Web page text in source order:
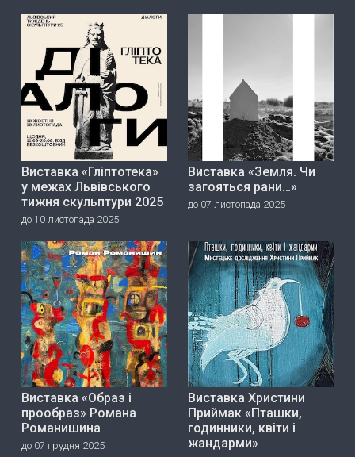
Виставка «Гліптотека»
у межах Львівського
тижня скульптури 2025
до 10 листопада 2025
Виставка «Земля. Чи
загояться рани…»
до 07 листопада 2025
Виставка «Образ і
прообраз» Романа
Романишина
до 07 грудня 2025
Виставка Христини
Приймак «Пташки,
годинники, квіти і
жандарми»